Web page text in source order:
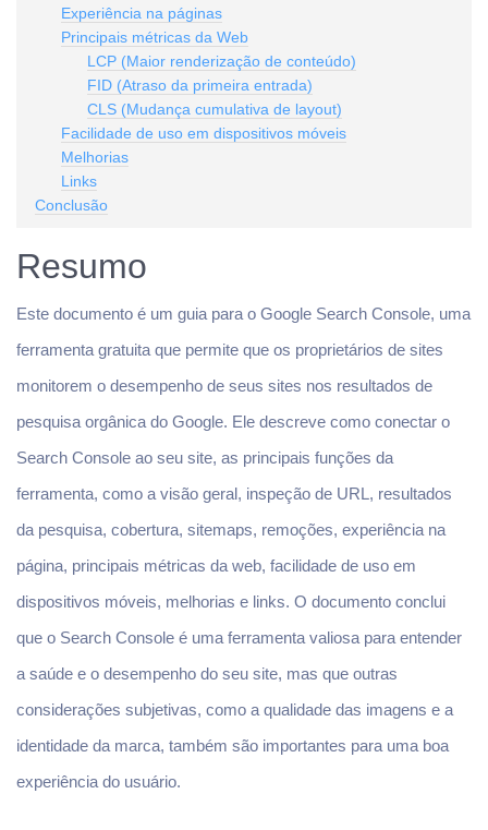
Experiência na páginas
Principais métricas da Web
LCP (Maior renderização de conteúdo)
FID (Atraso da primeira entrada)
CLS (Mudança cumulativa de layout)
Facilidade de uso em dispositivos móveis
Melhorias
Links
Conclusão
Resumo
Este documento é um guia para o Google Search Console, uma
ferramenta gratuita que permite que os proprietários de sites
monitorem o desempenho de seus sites nos resultados de
pesquisa orgânica do Google. Ele descreve como conectar o
Search Console ao seu site, as principais funções da
ferramenta, como a visão geral, inspeção de URL, resultados
da pesquisa, cobertura, sitemaps, remoções, experiência na
página, principais métricas da web, facilidade de uso em
dispositivos móveis, melhorias e links. O documento conclui
que o Search Console é uma ferramenta valiosa para entender
a saúde e o desempenho do seu site, mas que outras
considerações subjetivas, como a qualidade das imagens e a
identidade da marca, também são importantes para uma boa
experiência do usuário.